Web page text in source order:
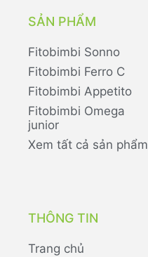
SẢN PHẨM
Fitobimbi Sonno
Fitobimbi Ferro C
Fitobimbi Appetito
Fitobimbi Omega
junior
Xem tất cả sản phẩm
THÔNG TIN
Trang chủ